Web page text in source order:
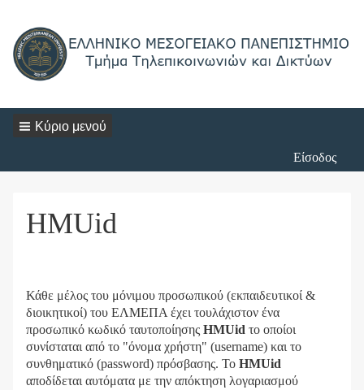
Κύριο μενού
Είσοδος
HMUid
Κάθε μέλος του μόνιμου προσωπικού (εκπαιδευτικοί &
διοικητικοί) του ΕΛΜΕΠΑ έχει τουλάχιστον ένα
προσωπικό κωδικό ταυτοποίησης HMUid το οποίοι
συνίσταται από το "όνομα χρήστη" (username) και το
συνθηματικό (password) πρόσβασης. Το HMUid
αποδίδεται αυτόματα με την απόκτηση λογαριασμού